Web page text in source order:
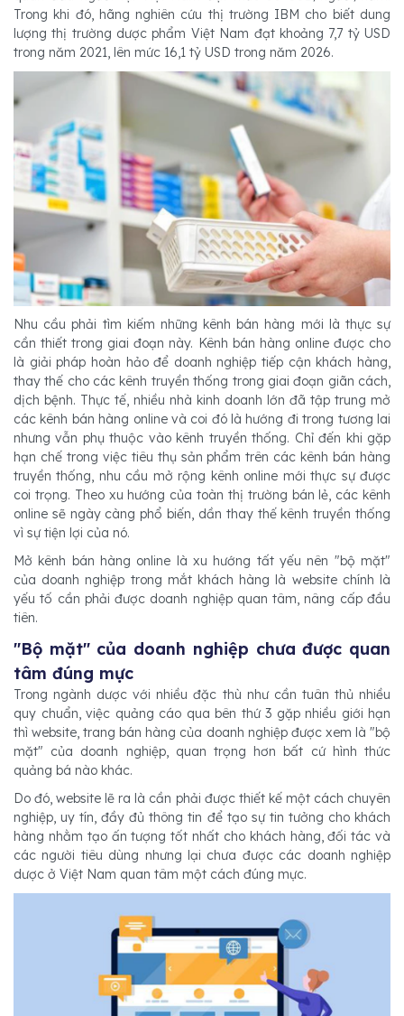
Trong khi đó, hãng nghiên cứu thị trường IBM cho biết dung
lượng thị trường dược phẩm Việt Nam đạt khoảng 7,7 tỷ USD
trong năm 2021, lên mức 16,1 tỷ USD trong năm 2026.
Nhu cầu phải tìm kiếm những kênh bán hàng mới là thực sự
cần thiết trong giai đoạn này. Kênh bán hàng online được cho
là giải pháp hoàn hảo để doanh nghiệp tiếp cận khách hàng,
thay thế cho các kênh truyền thống trong giai đoạn giãn cách,
dịch bệnh. Thực tế, nhiều nhà kinh doanh lớn đã tập trung mở
các kênh bán hàng online và coi đó là hướng đi trong tương lai
nhưng vẫn phụ thuộc vào kênh truyền thống. Chỉ đến khi gặp
hạn chế trong việc tiêu thụ sản phẩm trên các kênh bán hàng
truyền thống, nhu cầu mở rộng kênh online mới thực sự được
coi trọng. Theo xu hướng của toàn thị trường bán lẻ, các kênh
online sẽ ngày càng phổ biến, dần thay thế kênh truyền thống
vì sự tiện lợi của nó.
Mở kênh bán hàng online là xu hướng tất yếu nên "bộ mặt"
của doanh nghiệp trong mắt khách hàng là website chính là
yếu tố cần phải được doanh nghiệp quan tâm, nâng cấp đầu
tiên.
"Bộ mặt" của doanh nghiệp chưa được quan
tâm đúng mực
Trong ngành dược với nhiều đặc thù như cần tuân thủ nhiều
quy chuẩn, việc quảng cáo qua bên thứ 3 gặp nhiều giới hạn
thì website, trang bán hàng của doanh nghiệp được xem là "bộ
mặt" của doanh nghiệp, quan trọng hơn bất cứ hình thức
quảng bá nào khác.
Do đó, website lẽ ra là cần phải được thiết kế một cách chuyên
nghiệp, uy tín, đầy đủ thông tin để tạo sự tin tưởng cho khách
hàng nhằm tạo ấn tượng tốt nhất cho khách hàng, đối tác và
các người tiêu dùng nhưng lại chưa được các doanh nghiệp
dược ở Việt Nam quan tâm một cách đúng mực.